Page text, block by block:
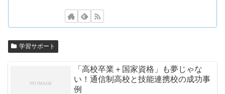
学習サポート
「高校卒業＋国家資格」も夢じゃな
い！通信制高校と技能連携校の成功事
例